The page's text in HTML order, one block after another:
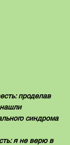
проделав
синдрома
я не верю в